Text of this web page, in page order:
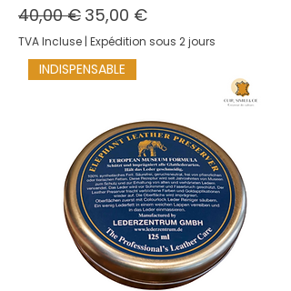
Prix original
40,00 € Prix promotionnel
35,00 €
TVA Incluse | Expédition sous 2 jours
INDISPENSABLE